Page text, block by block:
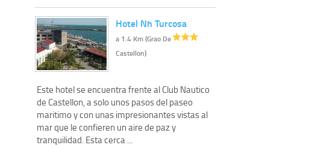
Hotel Nh Turcosa
a 1.4 Km (Grao De
Castellon)
Este hotel se encuentra frente al Club Nautico
de Castellon, a solo unos pasos del paseo
maritimo y con unas impresionantes vistas al
mar que le confieren un aire de paz y
tranquilidad. Esta cerca ...